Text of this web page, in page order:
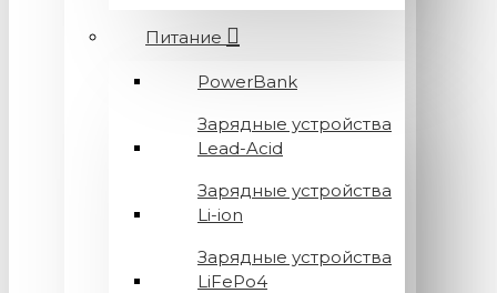
Питание
PowerBank
Зарядные устройства
Lead-Acid
Зарядные устройства
Li-ion
Зарядные устройства
LiFePo4